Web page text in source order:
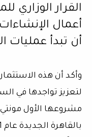
القرار
أعمال
أن تبدأ عمليات
وأكد أن هذه
لتعزيز تواجدها في
مشروعها الأول